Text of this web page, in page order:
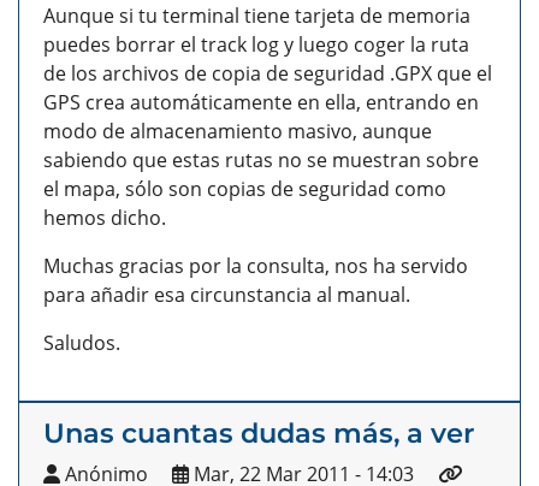
Aunque si tu terminal tiene tarjeta de memoria
puedes borrar el track log y luego coger la ruta
de los archivos de copia de seguridad .GPX que el
GPS crea automáticamente en ella, entrando en
modo de almacenamiento masivo, aunque
sabiendo que estas rutas no se muestran sobre
el mapa, sólo son copias de seguridad como
hemos dicho.
Muchas gracias por la consulta, nos ha servido
para añadir esa circunstancia al manual.
Saludos.
Unas cuantas dudas más, a ver
Anónimo
Mar, 22 Mar 2011 - 14:03